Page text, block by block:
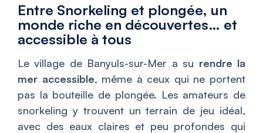
Entre Snorkeling et plongée, un
monde riche en découvertes… et
accessible à tous
Le village de Banyuls-sur-Mer a su rendre la
mer accessible, même à ceux qui ne portent
pas la bouteille de plongée. Les amateurs de
snorkeling y trouvent un terrain de jeu idéal,
avec des eaux claires et peu profondes qui